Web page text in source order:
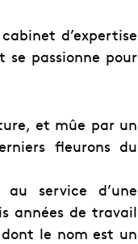
d’expertise
passionne pour
et mûe par un
fleurons du
service d’une
années de travail
le nom est un